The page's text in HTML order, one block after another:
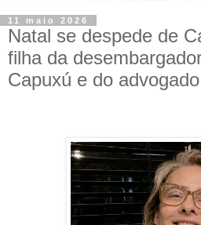
11 maio 2026
Natal se despede de
filha da
Capuxú e do